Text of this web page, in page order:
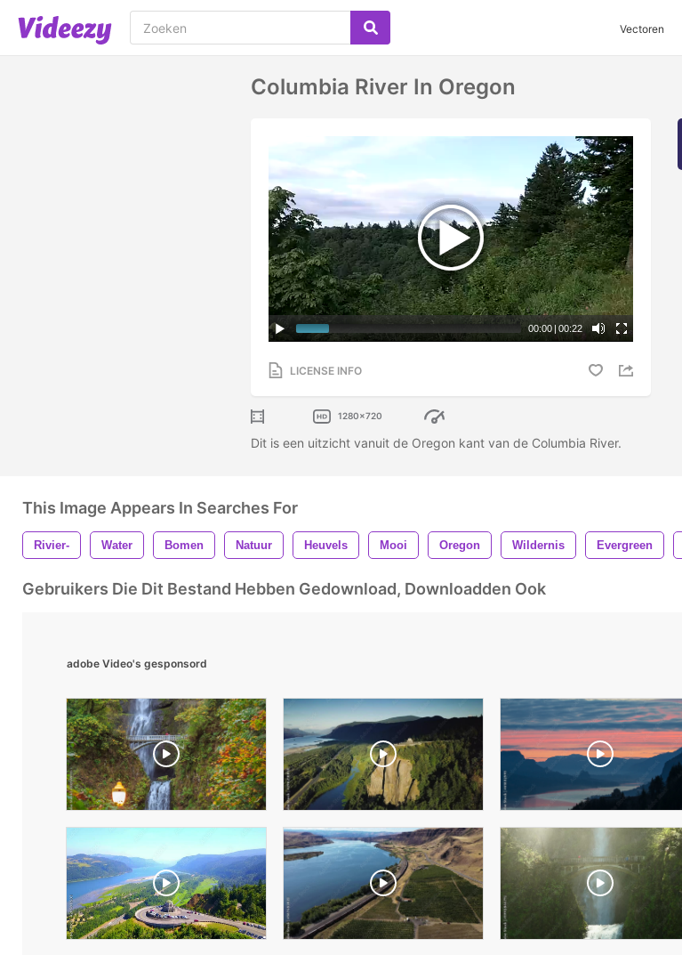
Vectoren
Columbia River In Oregon
00:00 | 00:22
LICENSE INFO
1280x720
Dit is een uitzicht vanuit de Oregon kant van de Columbia River.
This Image Appears In Searches For
Rivier- Water Bomen Natuur Heuvels Mooi Oregon Wildernis Evergreen
Gebruikers Die Dit Bestand Hebben Gedownload, Downloadden Ook
adobe Video's gesponsord